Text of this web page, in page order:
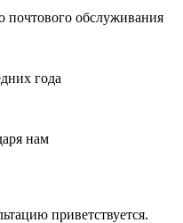
почтового обслуживания
года
нам
приветствуется.